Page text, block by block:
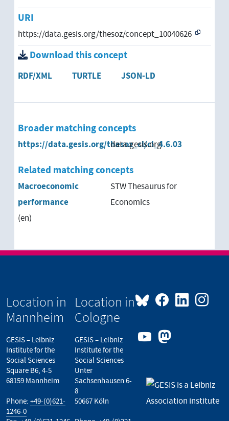
URI
https://data.gesis.org/thesoz/concept_10040626
Download this concept
RDF/XML TURTLE JSON-LD
Broader matching concepts
https://data.gesis.org/thesoz_cl/cl_4.6.03
data.gesis.org
Related matching concepts
Macroeconomic
performance
(en)
STW Thesaurus for
Economics
Location in
Mannheim
GESIS – Leibniz
Institute for the
Social Sciences
Square B6, 4-5
68159 Mannheim
Phone: +49-(0)621-
1246-0
Location in
Cologne
GESIS – Leibniz
Institute for the
Social Sciences
Unter
Sachsenhausen 6-
8
50667 Köln